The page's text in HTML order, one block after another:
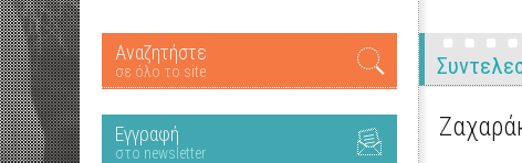
Αναζητήστε
σε όλο το site
Εγγραφή
στο newsletter